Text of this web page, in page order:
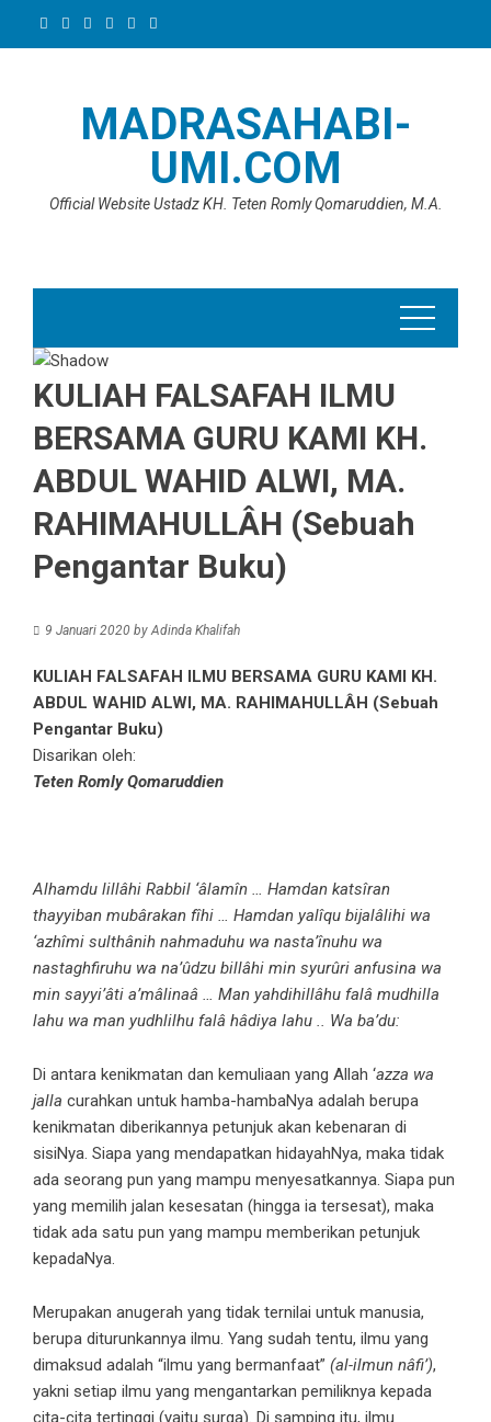
MADRASAHABI-
UMI.COM
Official Website Ustadz KH. Teten Romly Qomaruddien, M.A.
KULIAH FALSAFAH ILMU
BERSAMA GURU KAMI KH.
ABDUL WAHID ALWI, MA.
RAHIMAHULLÂH (Sebuah
Pengantar Buku)
9 Januari 2020 byAdinda Khalifah
KULIAH FALSAFAH ILMU BERSAMA GURU KAMI KH.
ABDUL WAHID ALWI, MA. RAHIMAHULLÂH (Sebuah
Pengantar Buku)
Disarikan oleh:
Teten Romly Qomaruddien
Alhamdu lillâhi Rabbil ‘âlamîn … Hamdan katsîran
thayyiban mubârakan fîhi … Hamdan yalîqu bijalâlihi wa
‘azhîmi sulthânih nahmaduhu wa nasta’înuhu wa
nastaghfiruhu wa na’ûdzu billâhi min syurûri anfusina wa
min sayyi’âti a’mâlinaâ … Man yahdihillâhu falâ mudhilla
lahu wa man yudhlilhu falâ hâdiya lahu .. Wa ba’du:
Di antara kenikmatan dan kemuliaan yang Allah ‘azza wa
jalla curahkan untuk hamba-hambaNya adalah berupa
kenikmatan diberikannya petunjuk akan kebenaran di
sisiNya. Siapa yang mendapatkan hidayahNya, maka tidak
ada seorang pun yang mampu menyesatkannya. Siapa pun
yang memilih jalan kesesatan (hingga ia tersesat), maka
tidak ada satu pun yang mampu memberikan petunjuk
kepadaNya.
Merupakan anugerah yang tidak ternilai untuk manusia,
berupa diturunkannya ilmu. Yang sudah tentu, ilmu yang
dimaksud adalah “ilmu yang bermanfaat” (al-ilmun nâfi’),
yakni setiap ilmu yang mengantarkan pemiliknya kepada
cita-cita tertinggi (yaitu surga). Di samping itu, ilmu